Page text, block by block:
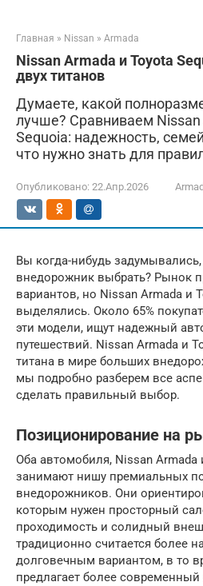
Главная » Nissan » Armada
Nissan Armada и Toyota
двух титанов
Думаете, какой
лучше? Сравниваем Nissan
Sequoia: надежность,
что нужно знать для
Опубликовано: 22.Апр.2026
Вы когда-нибудь
внедорожник выбрать? Рынок
вариантов, но Nissan Armada и
выделялись. Около 65%
эти модели, ищут надежный
путешествий. Nissan Armada и
титана в мире больших
мы подробно разберем все
сделать правильный выбор.
Позиционирование на
Оба автомобиля, Nissan Armada
занимают нишу премиальных
внедорожников. Они
которым нужен просторный
проходимость и солидный
традиционно считается более
долговечным вариантом, в то
предлагает более